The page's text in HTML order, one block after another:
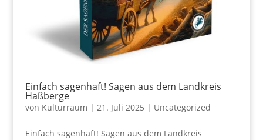
Einfach sagenhaft! Sagen aus dem Landkreis
Haßberge
von Kulturraum | 21. Juli 2025 | Uncategorized
Einfach sagenhaft! Sagen aus dem Landkreis